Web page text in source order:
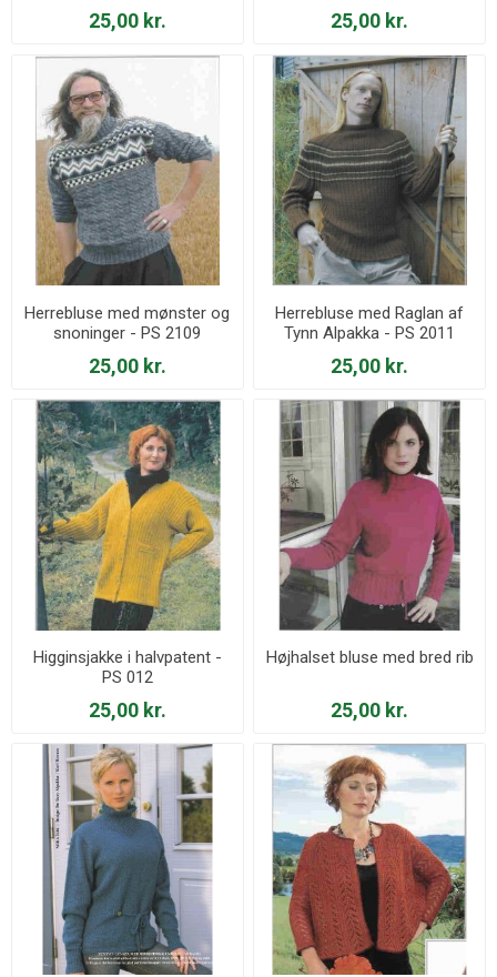
25,00 kr. 25,00 kr.
Herrebluse med mønster og
snoninger - PS 2109
25,00 kr.
Herrebluse med Raglan af
Tynn Alpakka - PS 2011
25,00 kr.
Higginsjakke i halvpatent -
PS 012
25,00 kr.
Højhalset bluse med bred rib
25,00 kr.